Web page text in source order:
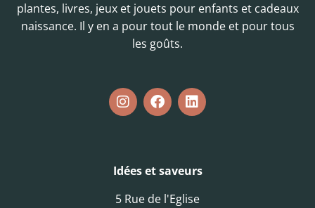
plantes, livres, jeux et jouets pour enfants et cadeaux
naissance. Il y en a pour tout le monde et pour tous
les goûts.
Idées et saveurs
5 Rue de l'Eglise